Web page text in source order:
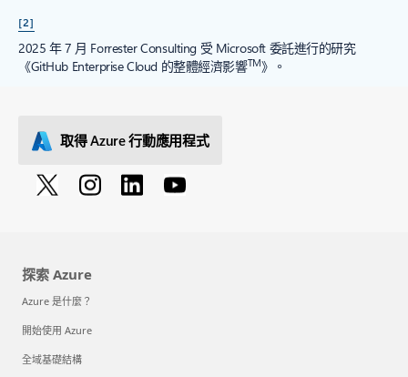
[2]
2025 年 7 月 Forrester Consulting 受 Microsoft 委託進行的研究
《GitHub Enterprise Cloud 的整體經濟影響TM》。
取得 Azure 行動應用程式
探索 Azure
Azure 是什麼？
開始使用 Azure
全域基礎結構